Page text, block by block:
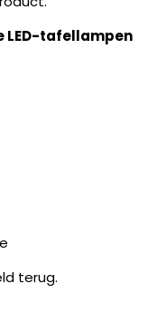
LED-tafellampen
terug.